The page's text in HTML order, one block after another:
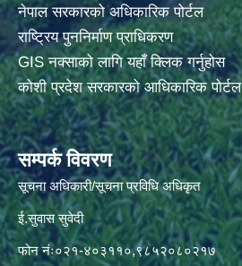
नेपाल सरकारको अधिकारिक पोर्टल
राष्ट्रिय पुननिर्माण प्राधिकरण
GIS नक्साको लागि यहाँ क्लिक गर्नुहोस
कोशी प्रदेश सरकारको आधिकारिक पोर्टल
सम्पर्क विवरण
सूचना अधिकारी/सूचना प्रविधि अधिकृत
ई.सुवास सुवेदी
फोन नंः०२१-४०३११०,९८५२०८०२१७